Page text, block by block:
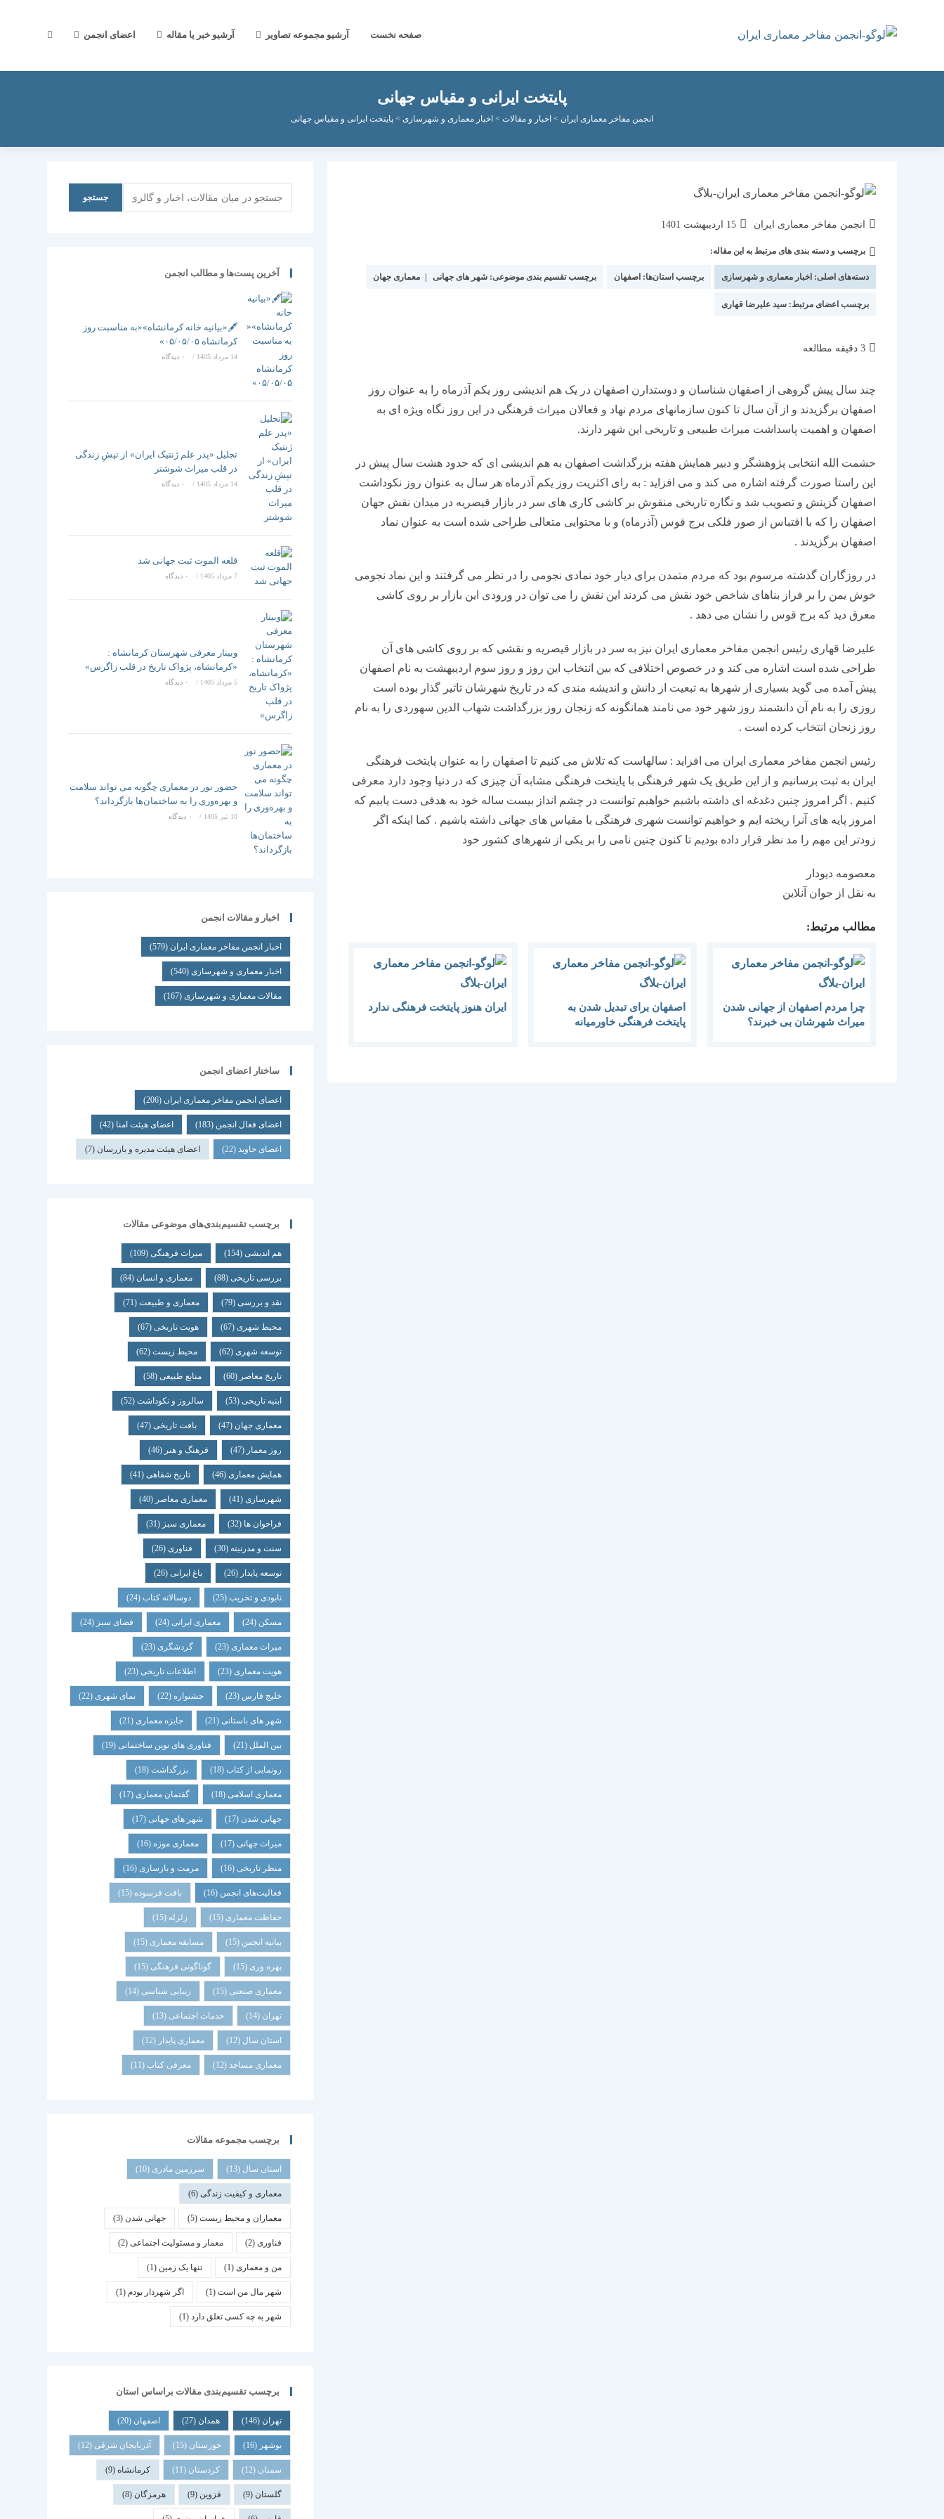
صفحه نخست آرشیو مجموعه تصاویر آرشیو خبر یا مقاله اعضای انجمن جستجوی
پایتخت ایرانی و مقیاس جهانی
انجمن مفاخر معماری ایران > اخبار و مقالات > اخبار معماری و شهرسازی > پایتخت ایرانی و مقیاس جهانی
نویسندهٔ
انجمن مفاخر معماری ایران
نوشته
شده
است:
15 اردیبهشت 1401
دسته‌
نوشته:
برچسب و دسته بندی های مرتبط به این مقاله:
دسته‌های اصلی: اخبار معماری و شهرسازی برچسب استان‌ها: اصفهان برچسب تقسیم بندی موضوعی:شهر های جهانی معماری جهان
برچسب اعضای مرتبط:سید علیرضا قهاری
زمان
3 دقیقه مطالعه
چند سال پیش گروهی از اصفهان شناسان و دوستدارن اصفهان در یک هم اندیشی روز یکم آذرماه را به عنوان روز
اصفهان برگزیدند و از آن سال تا کنون سازمانهای مردم نهاد و فعالان میراث فرهنگی در این روز نگاه ویژه ای به
اصفهان و اهمیت پاسداشت میراث طبیعی و تاریخی این شهر دارند.
حشمت الله انتخابی پژوهشگر و دبیر همایش هفته بزرگداشت اصفهان به هم اندیشی ای که حدود هشت سال پیش در
این راستا صورت گرفته اشاره می کند و می افزاید : به رای اکثریت روز یکم آذرماه هر سال به عنوان روز نکوداشت
اصفهان گزینش و تصویب شد و نگاره تاریخی منقوش بر کاشی کاری های سر در بازار قیصریه در میدان نقش جهان
اصفهان را که با اقتباس از صور فلکی برج قوس (آذرماه) و با محتوایی متعالی طراحی شده است به عنوان نماد
اصفهان برگزیدند .
در روزگاران گذشته مرسوم بود که مردم متمدن برای دیار خود نمادی نجومی را در نظر می گرفتند و این نماد نجومی
خوش یمن را بر فراز بناهای شاخص خود نقش می کردند این نقش را می توان در ورودی این بازار بر روی کاشی
معرق دید که برج قوس را نشان می دهد .
علیرضا قهاری رئیس انجمن مفاخر معماری ایران نیز به سر در بازار قیصریه و نقشی که بر روی کاشی های آن
طراحی شده است اشاره می کند و در خصوص اختلافی که بین انتخاب این روز و روز سوم اردیبهشت به نام اصفهان
پیش آمده می گوید بسیاری از شهرها به تبعیت از دانش و اندیشه مندی که در تاریخ شهرشان تاثیر گذار بوده است
روزی را به نام آن دانشمند روز شهر خود می نامند همانگونه که زنجان روز بزرگداشت شهاب الدین سهوردی را به نام
روز زنجان انتخاب کرده است .
رئیس انجمن مفاخر معماری ایران می افزاید : سالهاست که تلاش می کنیم تا اصفهان را به عنوان پایتخت فرهنگی
ایران به ثبت برسانیم و از این طریق یک شهر فرهنگی با پایتخت فرهنگی مشابه آن چیزی که در دنیا وجود دارد معرفی
کنیم . اگر امروز چنین دغدغه ای داشته باشیم خواهیم توانست در چشم انداز بیست ساله خود به هدفی دست یابیم که
امروز پایه های آنرا ریخته ایم و خواهیم توانست شهری فرهنگی با مقیاس های جهانی داشته باشیم . کما اینکه اگر
زودتر این مهم را مد نظر قرار داده بودیم تا کنون چنین نامی را بر یکی از شهرهای کشور خود
معصومه دیودار
به نقل از جوان آنلاین
مطالب مرتبط:
چرا مردم اصفهان از جهانی شدن
میراث شهرشان بی خبرند؟
اصفهان برای تبدیل شدن به
پایتخت فرهنگی خاورمیانه
ایران هنوز پایتخت فرهنگی ندارد
جستجو
آخرین پست‌ها و مطالب انجمن
🖋️«بیانیه خانه کرمانشاه»«به مناسبت روز
کرمانشاه ۰۵/۰۵/۰۵»
14 مرداد 1405 / ۰ دیدگاه
تجلیل «پدر علم ژنتیک ایران» از تپشِ زندگی
در قلب میراث شوشتر
14 مرداد 1405 / ۰ دیدگاه
قلعه الموت ثبت جهانی شد
7 مرداد 1405 / ۰ دیدگاه
وبینار معرفی شهرستان کرمانشاه :
«کرمانشاه، پژواک تاریخ در قلب زاگرس»
5 مرداد 1405 / ۰ دیدگاه
حضور نور در معماری چگونه می تواند سلامت
و بهره‌وری را به ساختمان‌ها بازگرداند؟
10 تیر 1405 / ۰ دیدگاه
اخبار و مقالات انجمن
اخبار انجمن مفاخر معماری ایران (579)
اخبار معماری و شهرسازی(540)
مقالات معماری و شهرسازی(167)
ساختار اعضای انجمن
اعضای انجمن مفاخر معماری ایران (206)
اعضای فعال انجمن (183) اعضای هیئت امنا (42)
اعضای جاوید(22) اعضای هیئت مدیره و بازرسان (7)
برچسب تقسیم‌بندی‌های موضوعی مقالات
هم اندیشی(154) میراث فرهنگی(109)
بررسی تاریخی(88) معماری و انسان (84)
نقد و بررسی(79) معماری و طبیعت(71)
محیط شهری(67) هویت تاریخی(67)
توسعه شهری(62) محیط زیست(62)
تاریخ معاصر (60) منابع طبیعی(58)
ابنیه تاریخی(53) سالروز و نکوداشت(52)
معماری جهان (47) بافت تاریخی(47)
روز معمار (47) فرهنگ و هنر (46)
همایش معماری(46) تاریخ شفاهی(41)
شهرسازی(41) معماری معاصر (40)
فراخوان ها (32) معماری سبز (31)
سنت و مدرنیته (30) فناوری(26)
توسعه پایدار (26) باغ ایرانی(26)
نابودی و تخریب(25) دوسالانه کتاب(24)
مسکن (24) معماری ایرانی(24) فضای سبز (24)
میراث معماری(23) گردشگری(23)
هویت معماری(23) اطلاعات تاریخی(23)
خلیج فارس (23) جشنواره (22) نمای شهری(22)
شهر های باستانی(21) جایزه معماری(21)
بین الملل (21) فناوری های نوین ساختمانی(19)
رونمایی از کتاب(18) بزرگداشت(18)
معماری اسلامی(18) گفتمان معماری(17)
جهانی شدن (17) شهر های جهانی(17)
میراث جهانی(17) معماری موزه (16)
منظر تاریخی(16) مرمت و بازسازی(16)
فعالیت‌های انجمن (16) بافت فرسوده (15)
حفاظت معماری (15) زلزله (15)
بیانیه انجمن (15) مسابقه معماری (15)
بهره وری (15) گوناگونی فرهنگی (15)
معماری صنعتی (15) زیبایی شناسی (14)
تهران (14) خدمات اجتماعی (13)
استان سال (12) معماری پایدار (12)
معماری مساجد(12) معرفی کتاب (11)
برچسب مجموعه مقالات
استان سال (13) سرزمین مادری (10)
معماری و کیفیت زندگی(6)
معماران و محیط زیست(5) جهانی شدن (3)
فناوری(2) معمار و مسئولیت اجتماعی(2)
من و معماری(1) تنها یک زمین (1)
شهر مال من است(1) اگر شهردار بودم (1)
شهر به چه کسی تعلق دارد(1)
برچسب تقسیم‌بندی مقالات براساس استان
تهران (146) همدان (27) اصفهان (20)
بوشهر (16) خوزستان (15) آذربایجان شرقی (12)
سمنان (12) کردستان (11) کرمانشاه(9)
گلستان (9) قزوین (9) هرمزگان (8)